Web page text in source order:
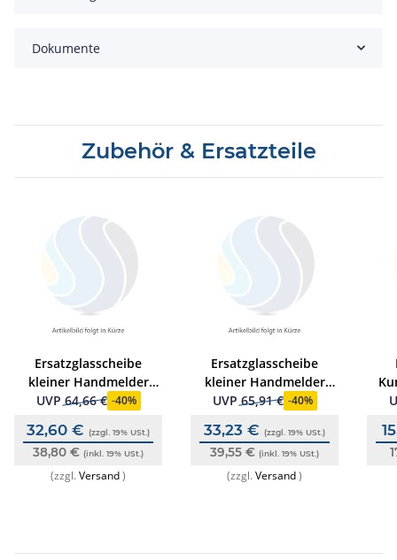
Dokumente
Zubehör & Ersatzteile
Ersatzglasscheibe
kleiner Handmelder
EN54, Esser, VPE=10 Stk.
UVP64,66 € -40%
32,60 € (zzgl. 19% USt.)
38,80 € (inkl. 19% USt.)
(zzgl.Versand)
Ersatzglasscheibe
kleiner Handmelder
EN54, neutral, (10 Stk.)
UVP65,91 € -40%
33,23 € (zzgl. 19% USt.)
39,55 € (inkl. 19% USt.)
(zzgl.Versand)